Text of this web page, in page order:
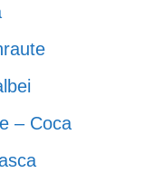
– Coca